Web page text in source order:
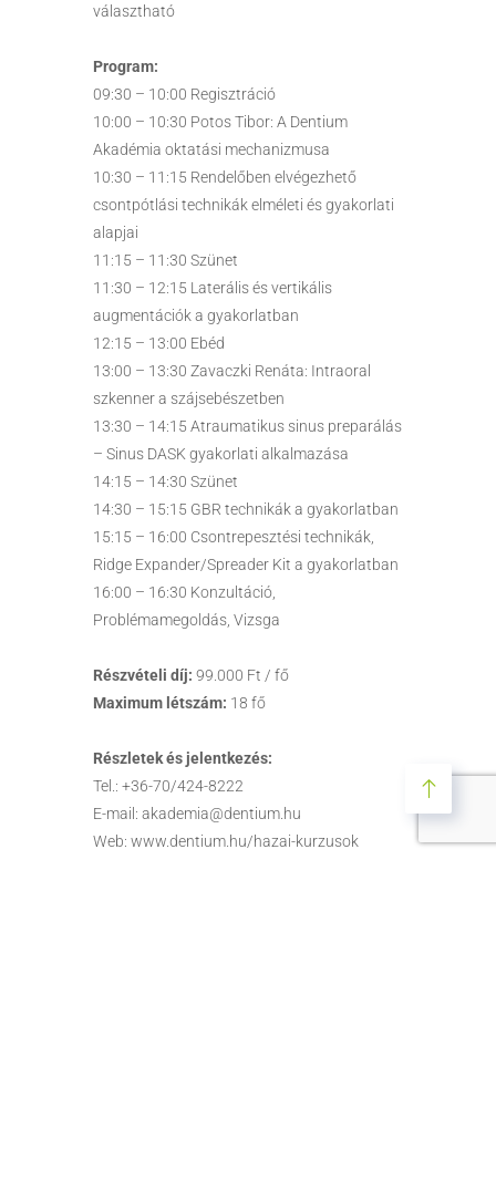
választható
Program:
09:30 – 10:00 Regisztráció
10:00 – 10:30 Potos Tibor: A Dentium
Akadémia oktatási mechanizmusa
10:30 – 11:15 Rendelőben elvégezhető
csontpótlási technikák elméleti és gyakorlati
alapjai
11:15 – 11:30 Szünet
11:30 – 12:15 Laterális és vertikális
augmentációk a gyakorlatban
12:15 – 13:00 Ebéd
13:00 – 13:30 Zavaczki Renáta: Intraoral
szkenner a szájsebészetben
13:30 – 14:15 Atraumatikus sinus preparálás
– Sinus DASK gyakorlati alkalmazása
14:15 – 14:30 Szünet
14:30 – 15:15 GBR technikák a gyakorlatban
15:15 – 16:00 Csontrepesztési technikák,
Ridge Expander/Spreader Kit a gyakorlatban
16:00 – 16:30 Konzultáció,
Problémamegoldás, Vizsga
Részvételi díj: 99.000 Ft / fő
Maximum létszám: 18 fő
Részletek és jelentkezés:
Tel.: +36-70/424-8222
E-mail: akademia@dentium.hu
Web: www.dentium.hu/hazai-kurzusok